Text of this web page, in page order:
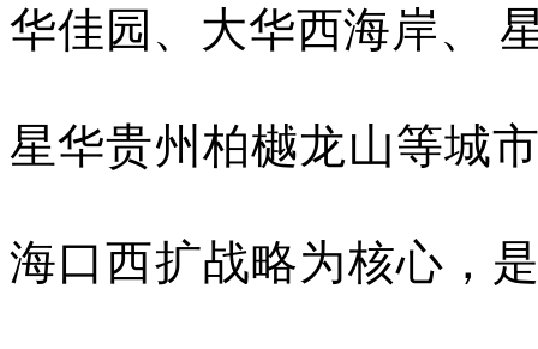
华佳园、大华西海岸、
星华贵州柏樾龙山等城
海口西扩战略为核心，